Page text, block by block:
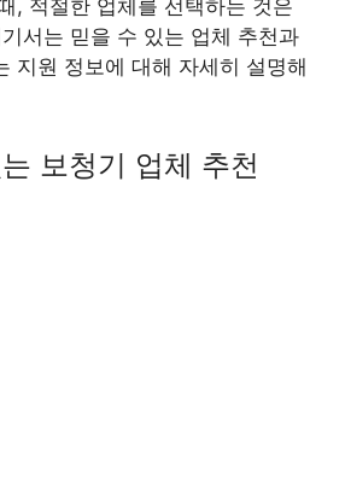
, 적절한 업체를 선택하는 것은
서는 믿을 수 있는 업체 추천과
지원 정보에 대해 자세히 설명해
보청기 업체 추천